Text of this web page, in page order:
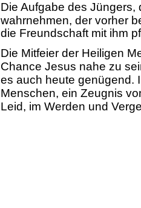
Die Aufgabe des Jüngers,
wahrnehmen, der vorher
die Freundschaft mit ihm
Die Mitfeier der Heiligen
Chance Jesus nahe zu
es auch heute genügend.
Menschen, ein Zeugnis
Leid, im Werden und